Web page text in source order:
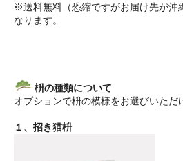
※送料無料（恐縮ですがお届け先が沖
なります。
枡の種類について
オプションで枡の模様をお選びいただ
１、招き猫枡